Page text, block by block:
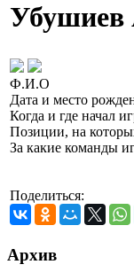
Убушиев
Ф.И.О
Дата и место
Когда и где начал
Позиции, на
За какие команды
Поделиться:
Архив